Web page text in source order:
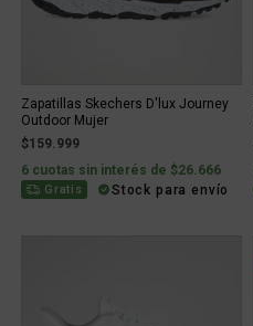
Zapatillas Skechers D'lux Journey
Outdoor Mujer
$159.999
6 cuotas sin interés de $26.666
Gratis Stock para envío